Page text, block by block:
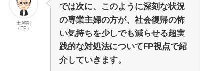
土屋剛
（FP）
では次に、このように深刻な状況
の専業主婦の方が、社会復帰の怖
い気持ちを少しでも減らせる超実
践的な対処法についてFP視点で紹
介していきます。